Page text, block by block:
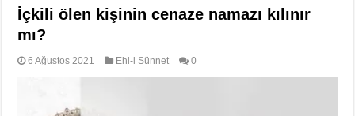
İçkili ölen kişinin cenaze namazı kılınır
mı?
6 Ağustos 2021 Ehl-i Sünnet 0